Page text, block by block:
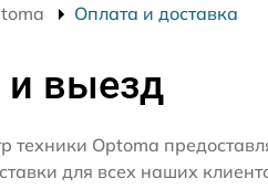
Оплата и доставка
и выезд
техники Optoma
для всех наших